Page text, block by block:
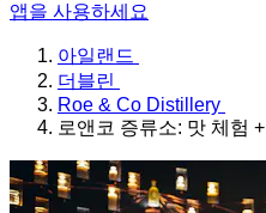
앱을 사용하세요
아일랜드
더블린
Roe & Co Distillery
로앤코 증류소: 맛 체험